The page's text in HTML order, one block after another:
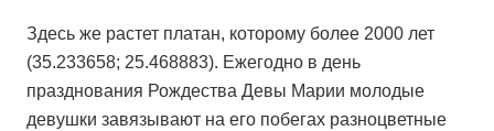
Здесь же растет платан, которому более 2000 лет
(35.233658; 25.468883). Ежегодно в день
празднования Рождества Девы Марии молодые
девушки завязывают на его побегах разноцветные